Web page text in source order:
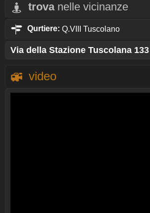
trovanelle vicinanze
Qurtiere: Q.VIII Tuscolano
Via della Stazione Tuscolana 133
video